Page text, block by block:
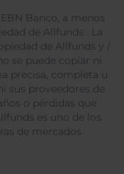
Banco, a menos
de Allfunds . La
de Allfunds y /
se puede copiar ni
precisa, completa u
sus proveedores de
o pérdidas que
es uno de los
de mercados